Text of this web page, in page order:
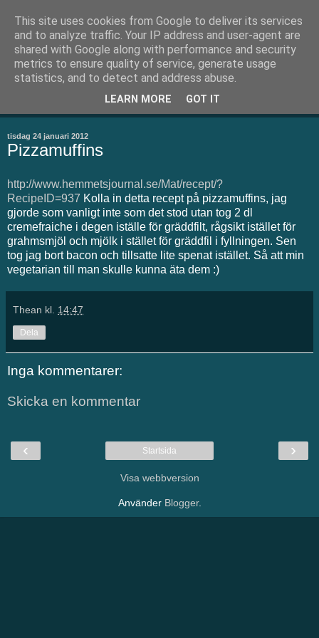
Thean.se
Välkommen till min blogg. Här skriver jag om små och stora
ting. Men kanske framförallt om bakning som är mitt stora
tisdag 24 januari 2012
Pizzamuffins
http://www.hemmetsjournal.se/Mat/recept/?
RecipeID=937 Kolla in detta recept på pizzamuffins, jag
gjorde som vanligt inte som det stod utan tog 2 dl
cremefraiche i degen iställe för gräddfilt, rågsikt istället för
grahmsmjöl och mjölk i stället för gräddfil i fyllningen. Sen
tog jag bort bacon och tillsatte lite spenat istället. Så att min
vegetarian till man skulle kunna äta dem :)
Thean kl. 14:47
Dela
Inga kommentarer:
Skicka en kommentar
‹ ›
Startsida
Visa webbversion
Använder Blogger.
This site uses cookies from Google to deliver its services
and to analyze traffic. Your IP address and user-agent are
shared with Google along with performance and security
metrics to ensure quality of service, generate usage
statistics, and to detect and address abuse.
LEARN MORE GOT IT